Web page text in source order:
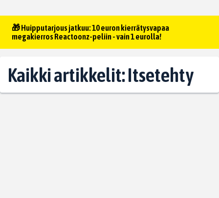
🎁 Huipputarjous jatkuu: 10 euron kierrätysvapaa
megakierros Reactoonz-peliin - vain 1 eurolla!
Kaikki artikkelit: Itsetehty